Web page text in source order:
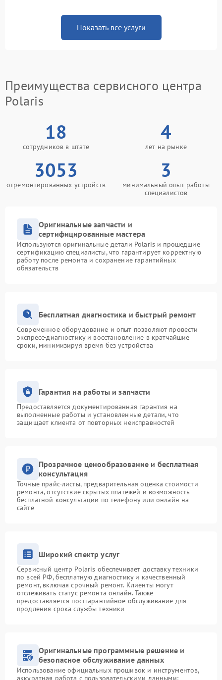
Показать все услуги
Преимущества сервисного центра
Polaris
18
сотрудников в штате
4
лет на рынке
3053
отремонтированных устройств
3
минимальный опыт работы
специалистов
Оригинальные запчасти и
сертифицированные мастера
Используются оригинальные детали Polaris и прошедшие
сертификацию специалисты, что гарантирует корректную
работу после ремонта и сохранение гарантийных
обязательств
Бесплатная диагностика и быстрый ремонт
Современное оборудование и опыт позволяют провести
экспресс-диагностику и восстановление в кратчайшие
сроки, минимизируя время без устройства
Гарантия на работы и запчасти
Предоставляется документированная гарантия на
выполненные работы и установленные детали, что
защищает клиента от повторных неисправностей
Прозрачное ценообразование и бесплатная
консультация
Точные прайс-листы, предварительная оценка стоимости
ремонта, отсутствие скрытых платежей и возможность
бесплатной консультации по телефону или онлайн на
сайте
Широкий спектр услуг
Сервисный центр Polaris обеспечивает доставку техники
по всей РФ, бесплатную диагностику и качественный
ремонт, включая срочный ремонт. Клиенты могут
отслеживать статус ремонта онлайн. Также
предоставляется постгарантийное обслуживание для
продления срока службы техники
Оригинальные программные решение и
безопасное обслуживание данных
Использование официальных прошивок и инструментов,
аккуратная работа с пользовательскими данными: